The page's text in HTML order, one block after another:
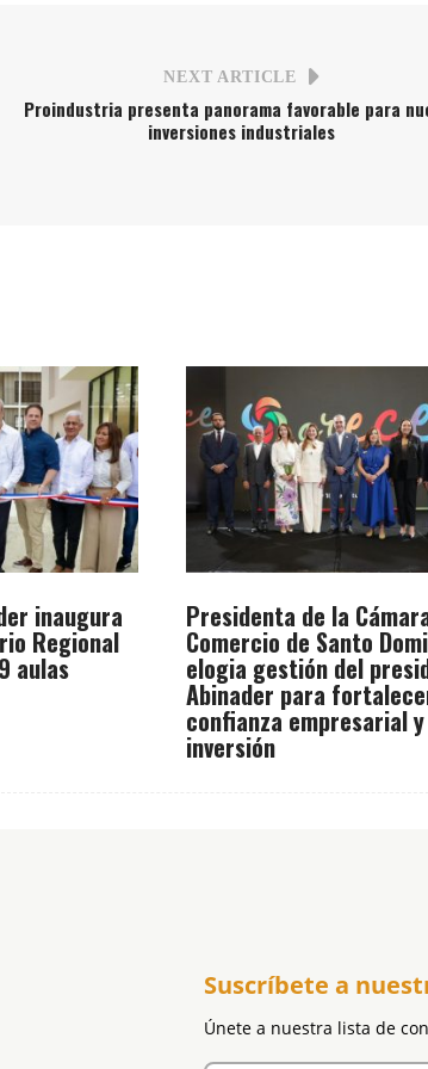
NEXT ARTICLE
Proindustria presenta panorama favorable para
inversiones industriales
inaugura
Regional
aulas
Presidenta de la
Comercio de Santo
elogia gestión del
Abinader para
confianza empresarial
inversión
Suscríbete a
Únete a nuestra lista de